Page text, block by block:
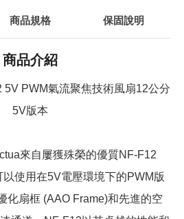
商品規格 保固說明
商品介紹
5V PWM氣流聚焦技術風扇12公分
5V版本
來自屢獲殊榮的優質NF-F12
使用在5V電壓環境下的PWM版
化扇框 (AAO Frame)和先進的空